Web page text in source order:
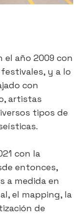
el año 2009 con
y a lo
con
artistas
tipos de
con la
entonces,
a medida en
el mapping, la
de